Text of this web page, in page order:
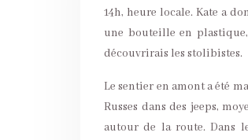
14h, heure locale. Kate a
une bouteille en
découvrirais les stolibistes.
Le sentier en amont a été
Russes dans des jeeps,
autour de la route. Dans